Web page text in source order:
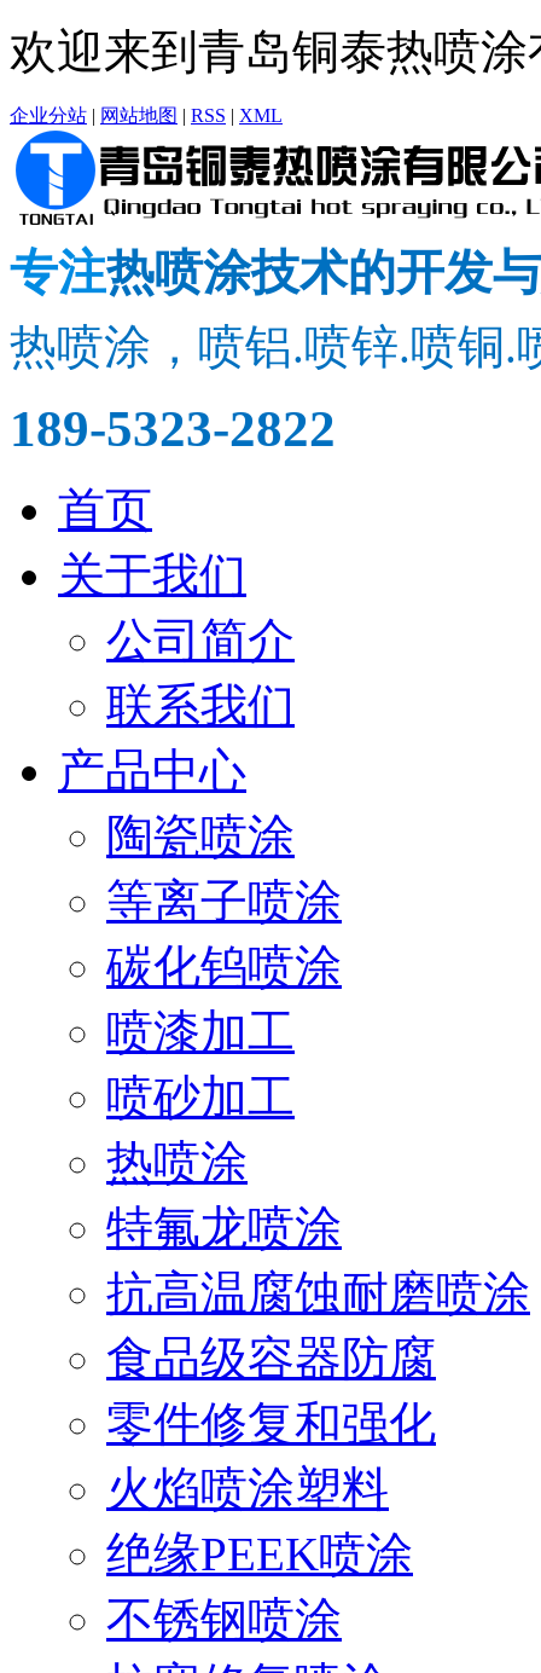
欢迎来到青岛铜泰热喷
企业分站 | 网站地图 | RSS | XML
专注热喷涂技术的开发
热喷涂，喷铝.喷锌.喷铜.
189-5323-2822
首页
关于我们
公司简介
联系我们
产品中心
陶瓷喷涂
等离子喷涂
碳化钨喷涂
喷漆加工
喷砂加工
热喷涂
特氟龙喷涂
抗高温腐蚀耐磨喷涂
食品级容器防腐
零件修复和强化
火焰喷涂塑料
绝缘PEEK喷涂
不锈钢喷涂